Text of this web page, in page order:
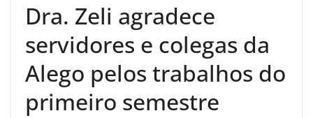
Dra. Zeli agradece
servidores e colegas da
Alego pelos trabalhos do
primeiro semestre